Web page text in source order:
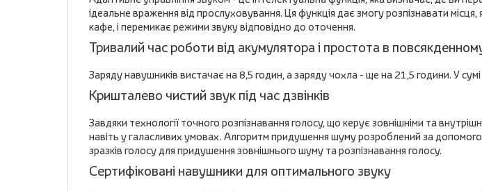
ідеальне враження від прослуховування. Ця функція дає змогу розпізнавати
кафе, і перемикає режими звуку відповідно до оточення.
Тривалий час роботи від акумулятора і простота в
Заряду навушників вистачає на 8,5 годин, а заряду чохла - ще на 21,5 години. У
Кришталево чистий звук під час дзвінків
Завдяки технології точного розпізнавання голосу, що керує зовнішніми та
навіть у галасливих умовах. Алгоритм придушення шуму розроблений за
зразків голосу для придушення зовнішнього шуму та розпізнавання голосу.
Сертифіковані навушники для оптимального звуку